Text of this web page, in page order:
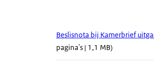
Beslisnota bij Kamerbrief
pagina's | 1,1 MB)